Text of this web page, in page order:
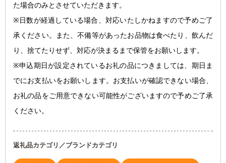
た場合のみとさせていただきます。
※日数が経過している場合、対応いたしかねますので予めご了
承ください。また、不備等があったお品物は食べたり、飲んだ
り、捨てたりせず、対応が決まるまで保管をお願いします。
※申込期日が設定されているお礼の品につきましては、期日ま
でにお支払いをお願いします。お支払いが確認できない場合、
お礼の品をご用意できない可能性がございますので予めご了承
ください。
返礼品カテゴリ／ブランドカテゴリ